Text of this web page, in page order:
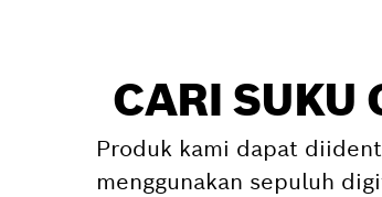
CARI SUKU
Produk kami dapat
menggunakan sepuluh